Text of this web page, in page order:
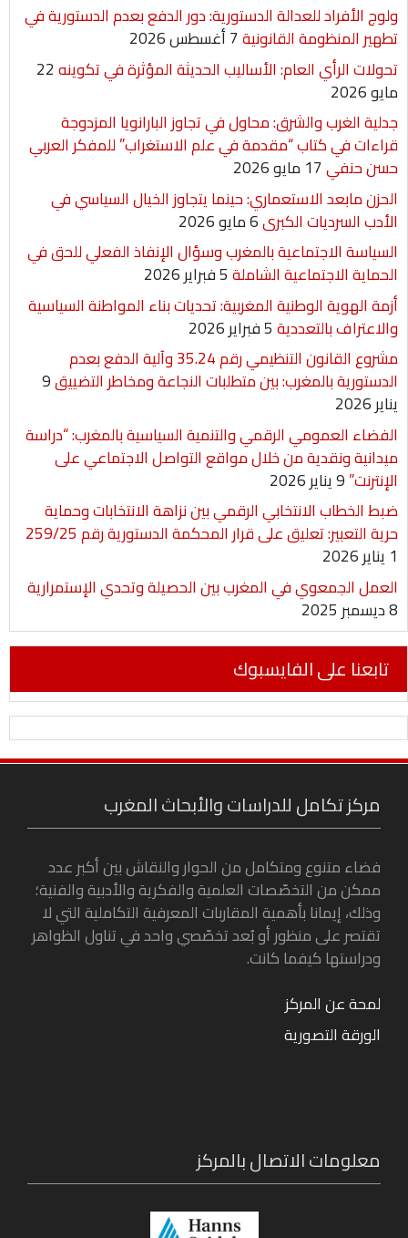
ولوج الأفراد للعدالة الدستورية: دور الدفع بعدم الدستورية في
تطهير المنظومة القانونية7 أغسطس 2026
تحولات الرأي العام: الأساليب الحديثة المؤثرة في تكوينه22
مايو 2026
جدلية الغرب والشرق: محاول في تجاوز البارانويا المزدوجة
قراءات في كتاب “مقدمة في علم الاستغراب” للمفكر العربي
حسن حنفي17 مايو 2026
الحزن مابعد الاستعماري: حينما يتجاوز الخيال السياسي في
الأدب السرديات الكبرى6 مايو 2026
السياسة الاجتماعية بالمغرب وسؤال الإنفاذ الفعلي للحق في
الحماية الاجتماعية الشاملة5 فبراير 2026
أزمة الهوية الوطنية المغربية: تحديات بناء المواطنة السياسية
والاعتراف بالتعددية5 فبراير 2026
مشروع القانون التنظيمي رقم 35.24 وآلية الدفع بعدم
الدستورية بالمغرب: بين متطلبات النجاعة ومخاطر التضييق9
يناير 2026
الفضاء العمومي الرقمي والتنمية السياسية بالمغرب: “دراسة
ميدانية ونقدية من خلال مواقع التواصل الاجتماعي على
الإنترنت”9 يناير 2026
ضبط الخطاب الانتخابي الرقمي بين نزاهة الانتخابات وحماية
حرية التعبير: تعليق على قرار المحكمة الدستورية رقم 259/25
1 يناير 2026
العمل الجمعوي في المغرب بين الحصيلة وتحدي الإستمرارية
8 ديسمبر 2025
تابعنا على الفايسبوك
مركز تكامل للدراسات والأبحاث المغرب
فضاء متنوع ومتكامل من الحوار والنقاش بين أكبر عدد
ممكن من التخصّصات العلمية والفكرية والأدبية والفنية؛
وذلك، إيمانا بأهمية المقاربات المعرفية التكاملية التي لا
تقتصر على منظور أو بُعد تخصّصي واحد في تناول الظواهر
ودراستها كيفما كانت.
لمحة عن المركز
الورقة التصورية
معلومات الاتصال بالمركز